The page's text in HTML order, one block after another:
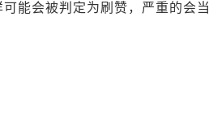
能会被判定为刷赞，严重的会当